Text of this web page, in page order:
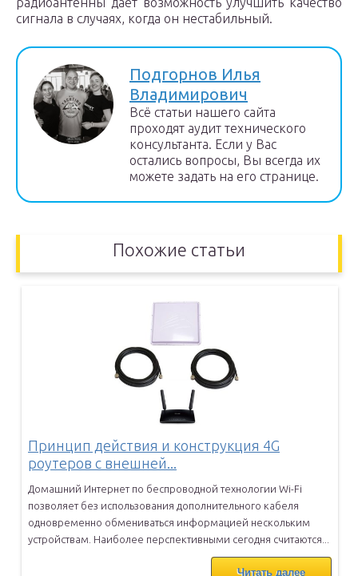
сигнала в случаях, когда он нестабильный.
Подгорнов Илья
Владимирович
Всё статьи нашего сайта
проходят аудит технического
консультанта. Если у Вас
остались вопросы, Вы всегда их
можете задать на его странице.
Похожие статьи
Принцип действия и конструкция 4G
роутеров с внешней...
Домашний Интернет по беспроводной технологии Wi-Fi
позволяет без использования дополнительного кабеля
одновременно обмениваться информацией нескольким
устройствам. Наиболее перспективными сегодня считаются...
Читать далее